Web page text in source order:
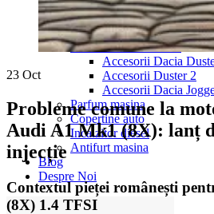
Sub 350 Litri
Peste 350 Litri
Peste 450 litri
Accesorii auto masina
Accesorii Dacia
Accesorii Duster 2
Accesorii Dacia
Parfum masina
Copertine auto
Incalzitor diesel
Antifurt masina
Blog
Despre Noi
23 Oct
Probleme comune la
Audi A1 Mk1 (8X): lanț
injecție
Contextul pieței românești
(8X) 1.4 TFSI